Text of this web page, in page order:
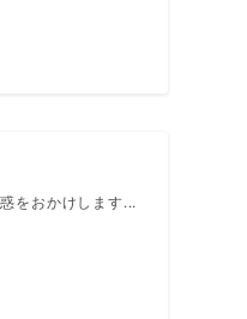
をおかけします...